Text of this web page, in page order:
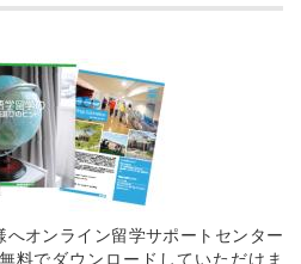
オンライン留学サポートセンター
料でダウンロードしていただけま